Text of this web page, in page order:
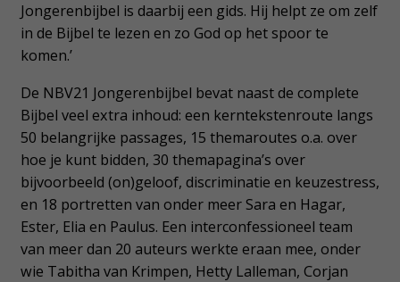
Jongerenbijbel is daarbij een gids. Hij helpt ze om zelf
in de Bijbel te lezen en zo God op het spoor te
komen.’
De NBV21 Jongerenbijbel bevat naast de complete
Bijbel veel extra inhoud: een kerntekstenroute langs
50 belangrijke passages, 15 themaroutes o.a. over
hoe je kunt bidden, 30 themapagina’s over
bijvoorbeeld (on)geloof, discriminatie en keuzestress,
en 18 portretten van onder meer Sara en Hagar,
Ester, Elia en Paulus. Een interconfessioneel team
van meer dan 20 auteurs werkte eraan mee, onder
wie Tabitha van Krimpen, Hetty Lalleman, Corjan